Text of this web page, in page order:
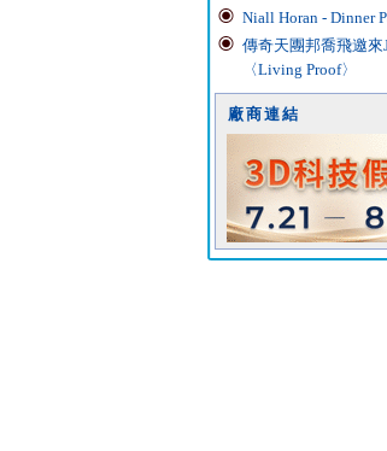
Niall Horan - Dinner
傳奇天團邦喬飛邀
〈Living Proof〉
廠商連結